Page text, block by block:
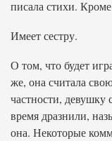
писала стихи.
Имеет сестру.
О том, что будет
же, она считала
частности,
время дразнили,
она. Некоторые